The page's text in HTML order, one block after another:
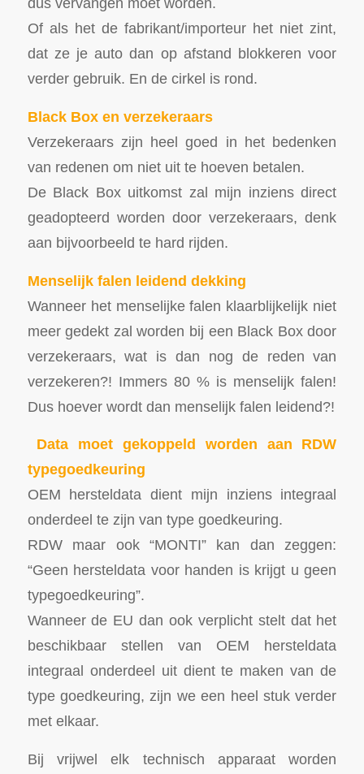
Of als het de fabrikant/importeur het niet zint,
dat ze je auto dan op afstand blokkeren voor
verder gebruik. En de cirkel is rond.
Black Box en verzekeraars
Verzekeraars zijn heel goed in het bedenken
van redenen om niet uit te hoeven betalen.
De Black Box uitkomst zal mijn inziens direct
geadopteerd worden door verzekeraars, denk
aan bijvoorbeeld te hard rijden.
Menselijk falen leidend dekking
Wanneer het menselijke falen klaarblijkelijk niet
meer gedekt zal worden bij een Black Box door
verzekeraars, wat is dan nog de reden van
verzekeren?! Immers 80 % is menselijk falen!
Dus hoever wordt dan menselijk falen leidend?!
Data moet gekoppeld worden aan RDW
typegoedkeuring
OEM hersteldata dient mijn inziens integraal
onderdeel te zijn van type goedkeuring.
RDW maar ook “MONTI” kan dan zeggen:
“Geen hersteldata voor handen is krijgt u geen
typegoedkeuring”.
Wanneer de EU dan ook verplicht stelt dat het
beschikbaar stellen van OEM hersteldata
integraal onderdeel uit dient te maken van de
type goedkeuring, zijn we een heel stuk verder
met elkaar.
Bij vrijwel elk technisch apparaat worden